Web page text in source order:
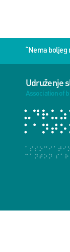
“Nema
Udruženje
Association of